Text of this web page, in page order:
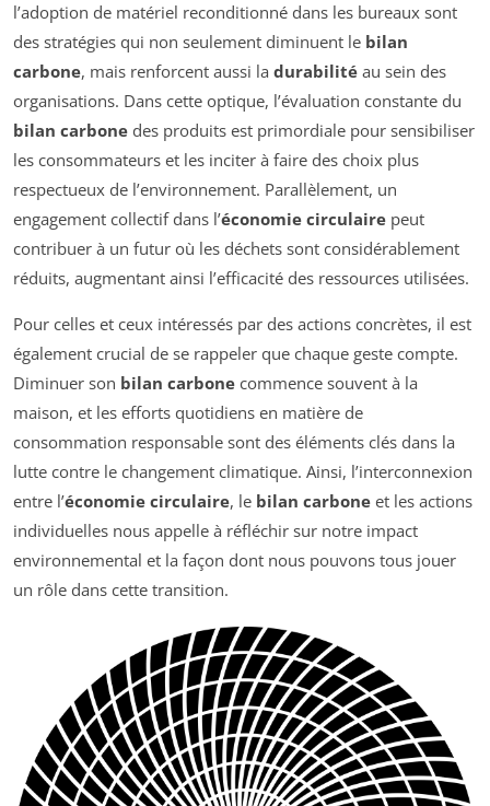
l’adoption de matériel reconditionné dans les bureaux sont
des stratégies qui non seulement diminuent le bilan
carbone, mais renforcent aussi la durabilité au sein des
organisations. Dans cette optique, l’évaluation constante du
bilan carbone des produits est primordiale pour sensibiliser
les consommateurs et les inciter à faire des choix plus
respectueux de l’environnement. Parallèlement, un
engagement collectif dans l’économie circulaire peut
contribuer à un futur où les déchets sont considérablement
réduits, augmentant ainsi l’efficacité des ressources utilisées.
Pour celles et ceux intéressés par des actions concrètes, il est
également crucial de se rappeler que chaque geste compte.
Diminuer son bilan carbone commence souvent à la
maison, et les efforts quotidiens en matière de
consommation responsable sont des éléments clés dans la
lutte contre le changement climatique. Ainsi, l’interconnexion
entre l’économie circulaire, le bilan carbone et les actions
individuelles nous appelle à réfléchir sur notre impact
environnemental et la façon dont nous pouvons tous jouer
un rôle dans cette transition.